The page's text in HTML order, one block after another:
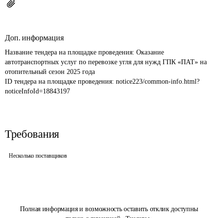
Полная информация и возможность оставить отклик доступны
Доп. информация
Название тендера на площадке проведения: Оказание
автотранспортных услуг по перевозке угля для нужд ГПК «ПАТ» на
отопительный сезон 2025 года
ID тендера на площадке проведения: notice223/common-info.html?
noticeInfoId=18843197
Требования
Несколько поставщиков